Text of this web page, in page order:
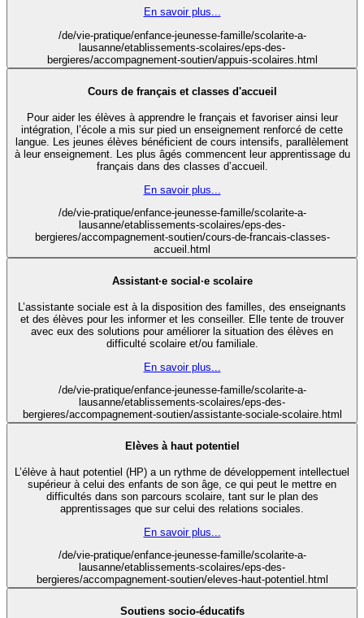
En savoir plus...
/de/vie-pratique/enfance-jeunesse-famille/scolarite-a-
lausanne/etablissements-scolaires/eps-des-
bergieres/accompagnement-soutien/appuis-scolaires.html
Cours de français et classes d'accueil
Pour aider les élèves à apprendre le français et favoriser ainsi leur
intégration, l’école a mis sur pied un enseignement renforcé de cette
langue. Les jeunes élèves bénéficient de cours intensifs, parallèlement
à leur enseignement. Les plus âgés commencent leur apprentissage du
français dans des classes d’accueil.
En savoir plus...
/de/vie-pratique/enfance-jeunesse-famille/scolarite-a-
lausanne/etablissements-scolaires/eps-des-
bergieres/accompagnement-soutien/cours-de-francais-classes-
accueil.html
Assistant·e social·e scolaire
L’assistante sociale est à la disposition des familles, des enseignants
et des élèves pour les informer et les conseiller. Elle tente de trouver
avec eux des solutions pour améliorer la situation des élèves en
difficulté scolaire et/ou familiale.
En savoir plus...
/de/vie-pratique/enfance-jeunesse-famille/scolarite-a-
lausanne/etablissements-scolaires/eps-des-
bergieres/accompagnement-soutien/assistante-sociale-scolaire.html
Elèves à haut potentiel
L’élève à haut potentiel (HP) a un rythme de développement intellectuel
supérieur à celui des enfants de son âge, ce qui peut le mettre en
difficultés dans son parcours scolaire, tant sur le plan des
apprentissages que sur celui des relations sociales.
En savoir plus...
/de/vie-pratique/enfance-jeunesse-famille/scolarite-a-
lausanne/etablissements-scolaires/eps-des-
bergieres/accompagnement-soutien/eleves-haut-potentiel.html
Soutiens socio-éducatifs